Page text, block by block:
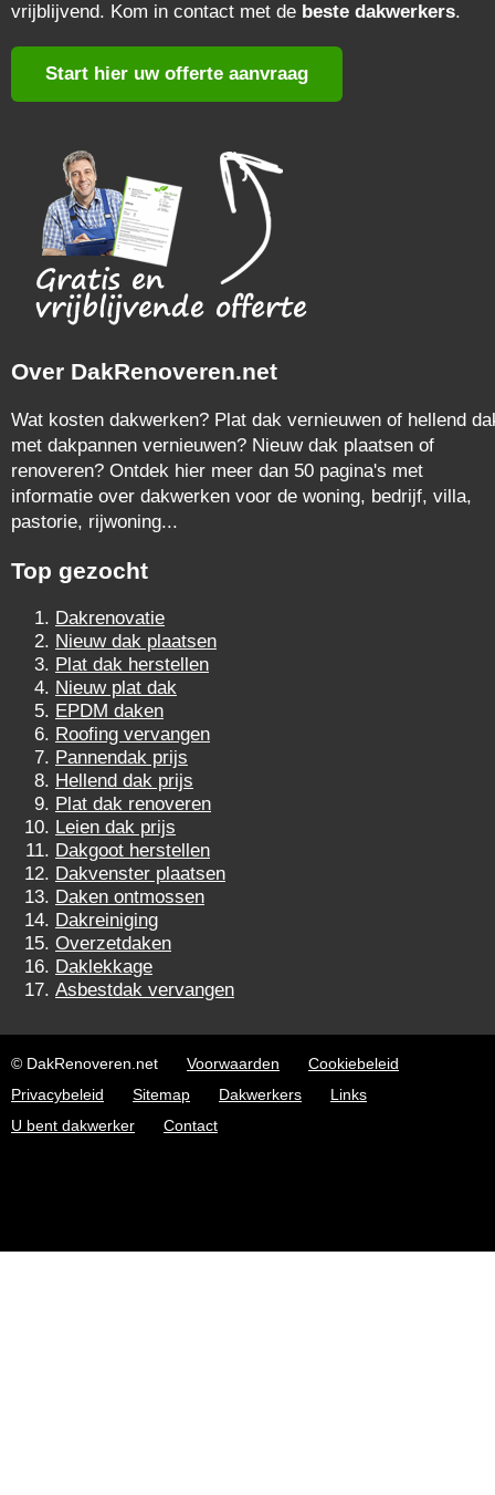
vrijblijvend. Kom in contact met de beste dakwerkers.
Start hier uw offerte aanvraag
Over DakRenoveren.net
Wat kosten dakwerken? Plat dak vernieuwen of hellend
met dakpannen vernieuwen? Nieuw dak plaatsen of
renoveren? Ontdek hier meer dan 50 pagina's met
informatie over dakwerken voor de woning, bedrijf, villa,
pastorie, rijwoning...
Top gezocht
Dakrenovatie
Nieuw dak plaatsen
Plat dak herstellen
Nieuw plat dak
EPDM daken
Roofing vervangen
Pannendak prijs
Hellend dak prijs
Plat dak renoveren
Leien dak prijs
Dakgoot herstellen
Dakvenster plaatsen
Daken ontmossen
Dakreiniging
Overzetdaken
Daklekkage
Asbestdak vervangen
© DakRenoveren.net Voorwaarden
Cookiebeleid
Privacybeleid
Sitemap Dakwerkers
Links
U bent dakwerker
Contact